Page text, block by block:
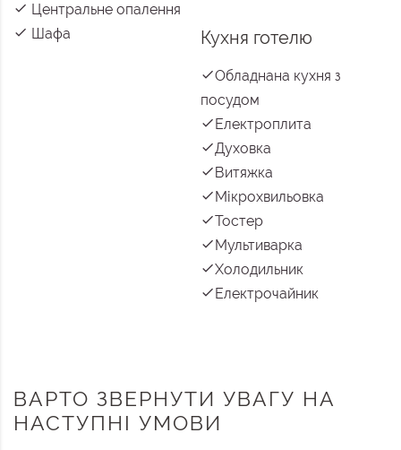
Центральне опалення
Шафа
Кухня готелю
Обладнана кухня з
посудом
Електроплита
Духовка
Витяжка
Мікрохвильовка
Тостер
Мультиварка
Холодильник
Електрочайник
ВАРТО ЗВЕРНУТИ УВАГУ НА
НАСТУПНІ УМОВИ